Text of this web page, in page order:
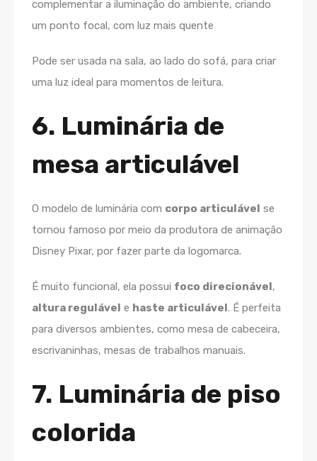
complementar a iluminação do ambiente, criando
um ponto focal, com luz mais quente
Pode ser usada na sala, ao lado do sofá, para criar
uma luz ideal para momentos de leitura.
6. Luminária de
mesa articulável
O modelo de luminária com corpo articulável se
tornou famoso por meio da produtora de animação
Disney Pixar, por fazer parte da logomarca.
É muito funcional, ela possui foco direcionável,
altura regulável e haste articulável. É perfeita
para diversos ambientes, como mesa de cabeceira,
escrivaninhas, mesas de trabalhos manuais.
7. Luminária de piso
colorida